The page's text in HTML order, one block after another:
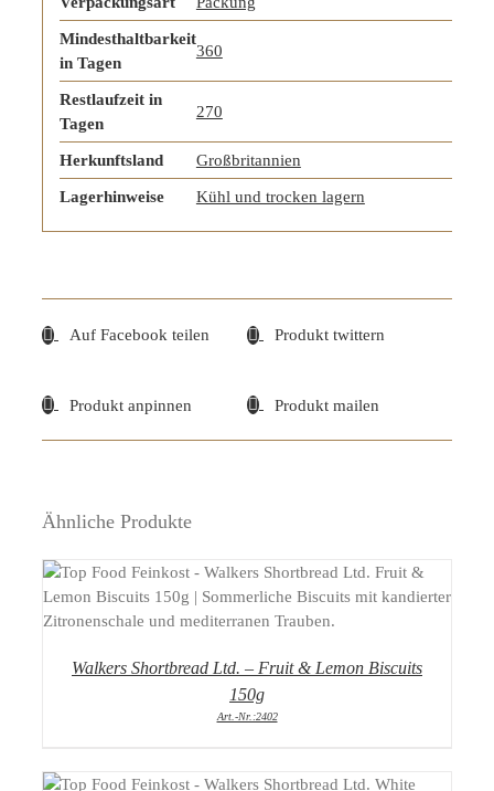
Mindesthaltbarkeit
in Tagen
360
Restlaufzeit in
Tagen
270
Herkunftsland Großbritannien
Lagerhinweise Kühl und trocken lagern
Auf Facebook teilen Produkt twittern
Produkt anpinnen Produkt mailen
Ähnliche Produkte
DETAILS
Walkers Shortbread Ltd. – Fruit & Lemon Biscuits
150g
Art.-Nr.:2402